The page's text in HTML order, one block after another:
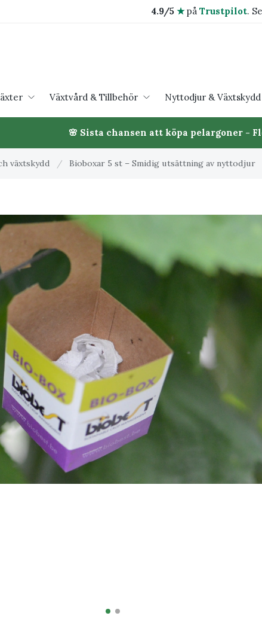
4.9/5 ★på Trustpilot.
Växtvård & Tillbehör Nyttodjur & Växtskydd
🌸 Sista chansen att köpa pelargoner -
växtskydd / Bioboxar 5 st – Smidig utsättning av nyttodjur